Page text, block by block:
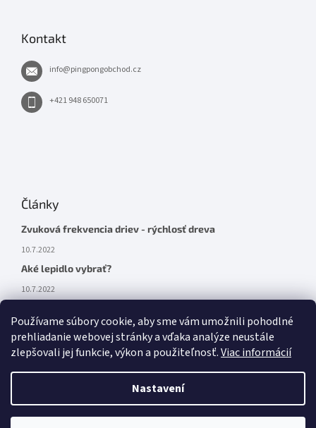
Používame súbory cookie, aby sme vám umožnili pohodlné
prehliadanie webovej stránky a vďaka analýze neustále
zlepšovali jej funkcie, výkon a použiteľnosť.Viac informácií
Nastavení
Kontakt
info@pingpongobchod.cz
+421 948 650071
Články
Zvuková frekvencia driev - rýchlosť dreva
10.7.2022
Aké lepidlo vybrať?
10.7.2022
Facebook